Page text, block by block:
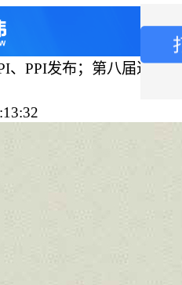
、PPI发布；第八届进博